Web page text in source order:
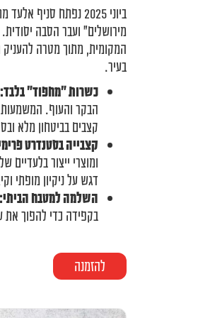
ביוני 2025 נפתח
מירושלים" ועבר הסבה
המקומית, מתוך מטרה להעניק
בעיר.
כשרות "מחפוד" בלבד:
הבקר והעוף. המשמעות
קצבים בביטחון מלא
קצבייה בסטנדרט
ומוצרי ייצור
דגש על ניקיון מופתי
השלמה למטבח הביתי:
בקפידה כדי להפוך
להזמנה